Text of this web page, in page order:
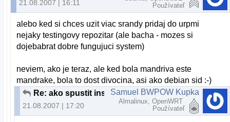
21.08.2007 | 16:11
Používateľ
alebo ked si chces uzit viac srandy pridaj do urpmi
nejaky testingovy repozitar (ale bacha - mozes si
dojebabrat dobre fungujuci system)
neviem, ako je teraz, ale ked bola mandriva este
mandrake, bola to dost divocina, asi ako debian sid :-)
Re: ako spustit installer?
21.08.2007 | 17:20
Samuel BWPOW Kupka
Almalinux, OpenWRT
Používateľ